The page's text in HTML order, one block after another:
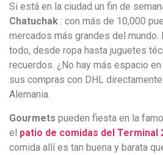
Si está en la ciudad un fin de
Chatuchak : con más de 10,000
mercados más grandes del mundo.
todo, desde ropa hasta juguetes
recuerdos. ¿No hay más espacio
sus compras con DHL
Alemania.
Gourmets pueden fiesta en la
el patio de comidas del Terminal
comida allí es tan buena y barata